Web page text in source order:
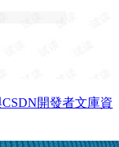
開發者文庫資